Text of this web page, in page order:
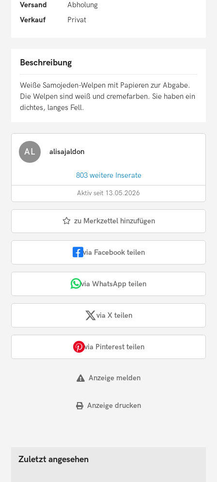
Versand
Abholung
Verkauf
Privat
Beschreibung
Weiße Samojeden-Welpen mit Papieren zur Abgabe.
Die Welpen sind weiß und cremefarben. Sie haben ein
dichtes, langes Fell.
AL alisajaldon
803 weitere Inserate
Aktiv seit 13.05.2026
zu Merkzettel hinzufügen
via Facebook teilen
via WhatsApp teilen
via X teilen
via Pinterest teilen
Anzeige melden
Anzeige drucken
Zuletzt angesehen